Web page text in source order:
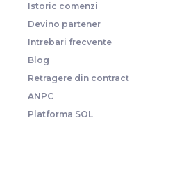
Istoric comenzi
Devino partener
Intrebari frecvente
Blog
Retragere din contract
ANPC
Platforma SOL